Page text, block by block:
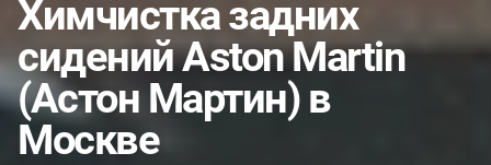
Химчистка задних
сидений Aston Martin
(Астон Мартин) в
Москве